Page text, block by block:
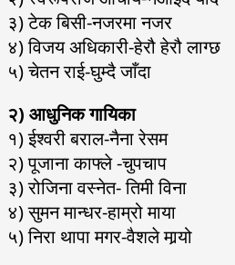
३) टेक बिसी-नजरमा नजर
४) विजय अधिकारी-हेरौ हेरौ लाग्छ
५) चेतन राई-घुम्दै जाँदा
२) आधुनिक गायिका
१) ईश्वरी बराल-नैना रेसम
२) पूजाना काफ्ले -चुपचाप
३) रोजिना वस्नेत- तिमी विना
४) सुमन मान्धर-हाम्रो माया
५) निरा थापा मगर-वैशले मार्‍यो